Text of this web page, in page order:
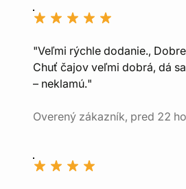
"Veľmi rýchle dodanie.,
Chuť čajov veľmi dobrá, dá
– neklamú."
Overený zákazník, pred 22